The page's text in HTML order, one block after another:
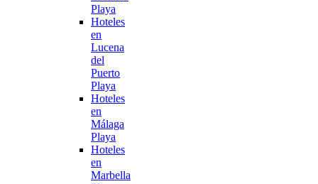
Playa
Hoteles
en
Lucena
del
Puerto
Playa
Hoteles
en
Málaga
Playa
Hoteles
en
Marbella